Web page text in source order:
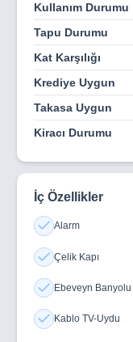
SPOR SALONU
FUTBOL SAHASI
HAVUZ
GÜVENLİK
OTOPARK
Kullanım Durumu
Tapu Durumu
Kat Karşılığı
Krediye Uygun
Takasa Uygun
Kiracı Durumu
İç Özellikler
Alarm
Çelik Kapı
Ebeveyn Banyolu
Kablo TV-Uydu